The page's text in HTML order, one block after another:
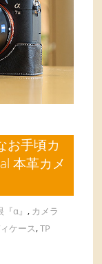
お手頃カ
本革カメ
α』 , カメラ
ケース,TP